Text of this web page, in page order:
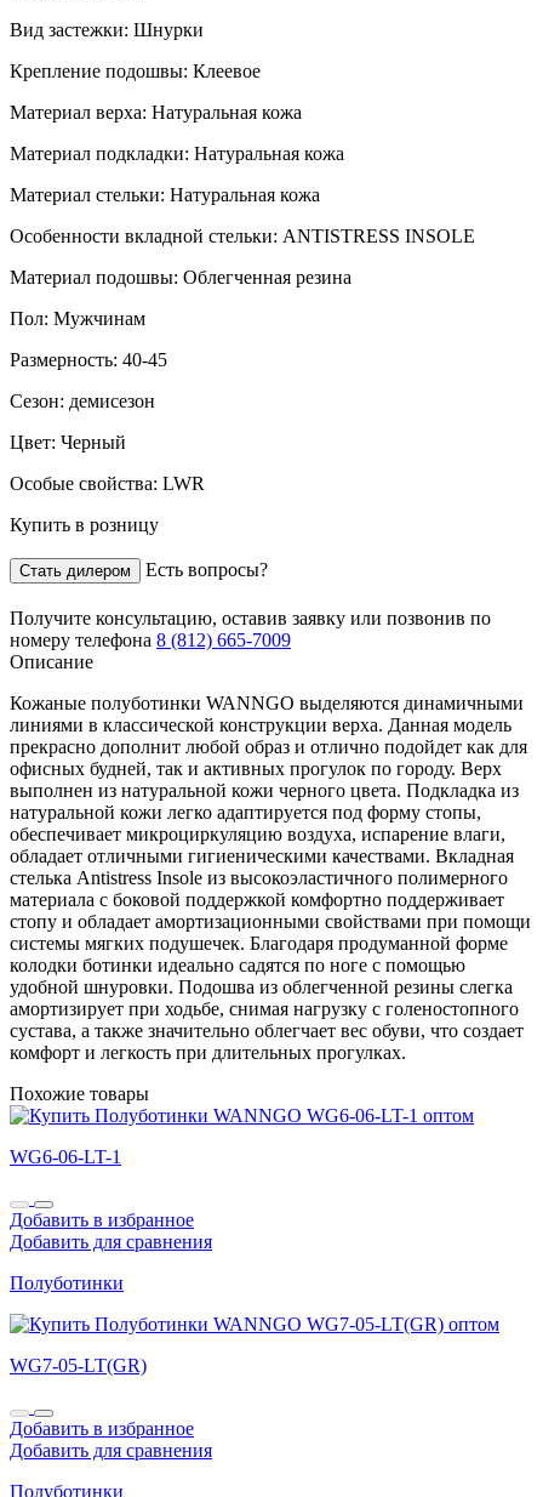
Вид застежки: Шнурки
Крепление подошвы: Клеевое
Материал верха: Натуральная кожа
Материал подкладки: Натуральная кожа
Материал стельки: Натуральная кожа
Особенности вкладной стельки: ANTISTRESS INSOLE
Материал подошвы: Облегченная резина
Пол: Мужчинам
Размерность: 40-45
Сезон: демисезон
Цвет: Черный
Особые свойства: LWR
Купить в розницу
Стать дилером Есть вопросы?
Получите консультацию, оставив заявку или позвонив по
номеру телефона 8 (812) 665-7009
Описание
Кожаные полуботинки WANNGO выделяются динамичными
линиями в классической конструкции верха. Данная модель
прекрасно дополнит любой образ и отлично подойдет как для
офисных будней, так и активных прогулок по городу. Верх
выполнен из натуральной кожи черного цвета. Подкладка из
натуральной кожи легко адаптируется под форму стопы,
обеспечивает микроциркуляцию воздуха, испарение влаги,
обладает отличными гигиеническими качествами. Вкладная
стелька Antistress Insole из высокоэластичного полимерного
материала с боковой поддержкой комфортно поддерживает
стопу и обладает амортизационными свойствами при помощи
системы мягких подушечек. Благодаря продуманной форме
колодки ботинки идеально садятся по ноге с помощью
удобной шнуровки. Подошва из облегченной резины слегка
амортизирует при ходьбе, снимая нагрузку с голеностопного
сустава, а также значительно облегчает вес обуви, что создает
комфорт и легкость при длительных прогулках.
Похожие товары
WG6-06-LT-1
Добавить в избранное
Добавить для сравнения
Полуботинки
WG7-05-LT(GR)
Добавить в избранное
Добавить для сравнения
Полуботинки